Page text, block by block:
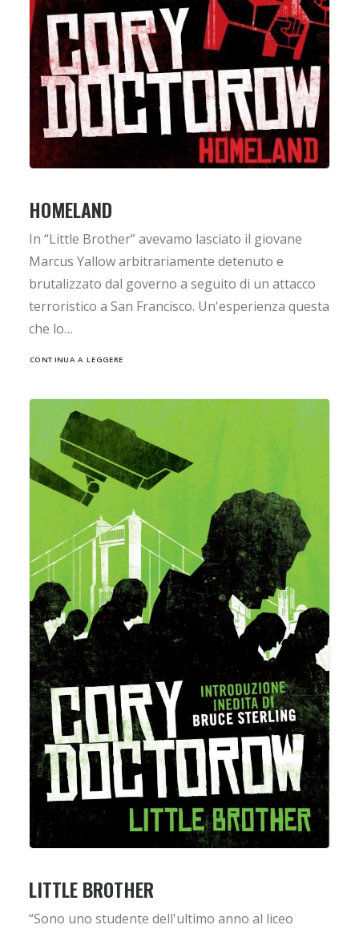
HOMELAND
In “Little Brother” avevamo lasciato il giovane
Marcus Yallow arbitrariamente detenuto e
brutalizzato dal governo a seguito di un attacco
terroristico a San Francisco. Un'esperienza questa
che lo…
CONTINUA A LEGGERE
LITTLE BROTHER
“Sono uno studente dell'ultimo anno al liceo